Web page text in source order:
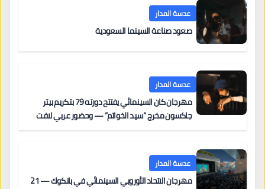
عدسة المدار
صعود صناعة السينما السعودية
عدسة المدار
مهرجان كان السينمائي يفتتح دورته 79 بتكريم بيتر
جاكسون مخرج “سيد الخواتم” — وحضور عربي لافت
عدسة المدار
مهرجان الاتحاد الأوروبي السينمائي في بانكوك — 21